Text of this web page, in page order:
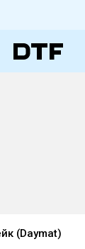
(Daymat)